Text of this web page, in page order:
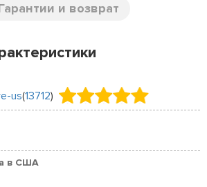
и возврат
us(13712)
в США